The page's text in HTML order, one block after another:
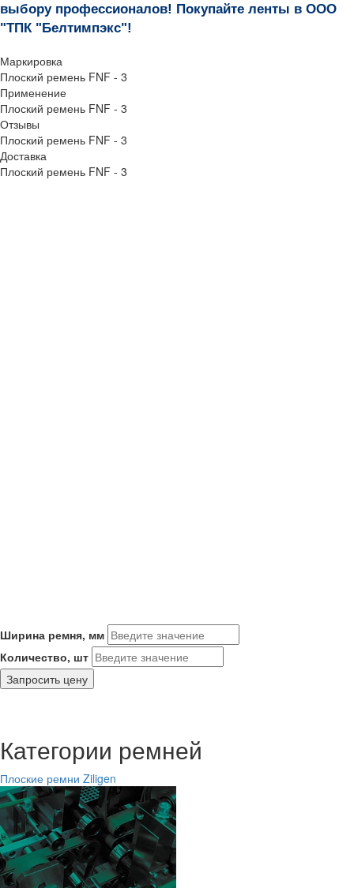
выбору профессионалов! Покупайте ленты в ООО
"ТПК "Белтимпэкс"!
Маркировка
Плоский ремень FNF - 3
Применение
Плоский ремень FNF - 3
Отзывы
Плоский ремень FNF - 3
Доставка
Плоский ремень FNF - 3
Ширина ремня, мм
Количество, шт
Запросить цену
Категории ремней
Плоские ремни Ziligen